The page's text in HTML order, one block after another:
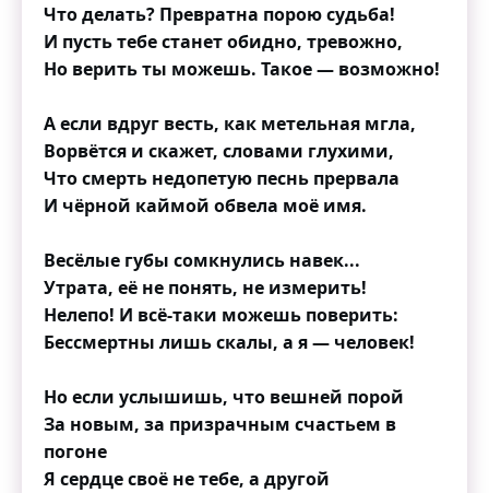
Что делать? Превратна порою судьба!
И пусть тебе станет обидно, тревожно,
Но верить ты можешь. Такое — возможно!
А если вдруг весть, как метельная мгла,
Ворвётся и скажет, словами глухими,
Что смерть недопетую песнь прервала
И чёрной каймой обвела моё имя.
Весёлые губы сомкнулись навек...
Утрата, её не понять, не измерить!
Нелепо! И всё-таки можешь поверить:
Бессмертны лишь скалы, а я — человек!
Но если услышишь, что вешней порой
За новым, за призрачным счастьем в
погоне
Я сердце своё не тебе, а другой